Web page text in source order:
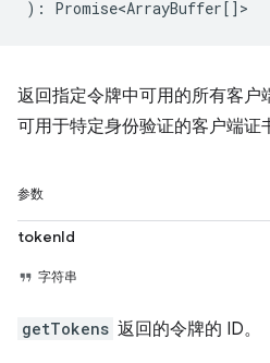
) : Promise<ArrayBuffer[]>
返回指定令牌中可用的所有客户
可用于特定身份验证的客户端证
参数
tokenId
字符串
getTokens 返回的令牌的 ID。